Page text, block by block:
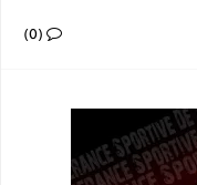
في سوسة والأمن يوقف أحد المعتدين
مباريات الجولة 29
(0)